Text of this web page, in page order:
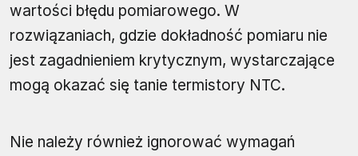
wartości błędu pomiarowego. W
rozwiązaniach, gdzie dokładność pomiaru nie
jest zagadnieniem krytycznym, wystarczające
mogą okazać się tanie termistory NTC.
Nie należy również ignorować wymagań